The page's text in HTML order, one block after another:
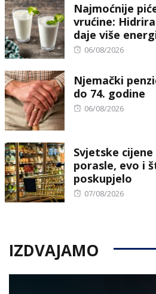
Najmoćnije
vrućine:
daje više
Posted
06/08/2026
Njemački
do 74. godine
Posted
06/08/2026
Svjetske
porasle, evo i
poskupjelo
Posted
07/08/2026
IZDVAJAMO